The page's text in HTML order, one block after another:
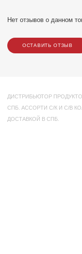
Нет отзывов о данном
ОСТАВИТЬ ОТЗЫВ
ДИСТРИБЬЮТОР
СПБ. АССОРТИ С/К И С/В
ДОСТАВКОЙ В СПБ.